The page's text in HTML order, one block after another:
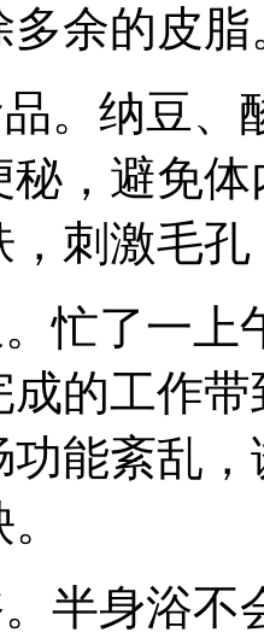
多余的皮脂
。纳豆、
秘，避免
刺激毛
忙了一
成的工作
功能紊乱
半身浴不